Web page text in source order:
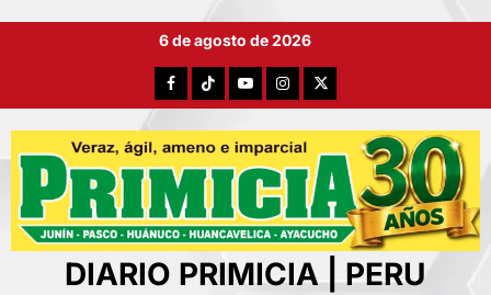
6 de agosto de 2026
FacebookTikTokYouTubeInstagram
X
DIARIO PRIMICIA | PERU